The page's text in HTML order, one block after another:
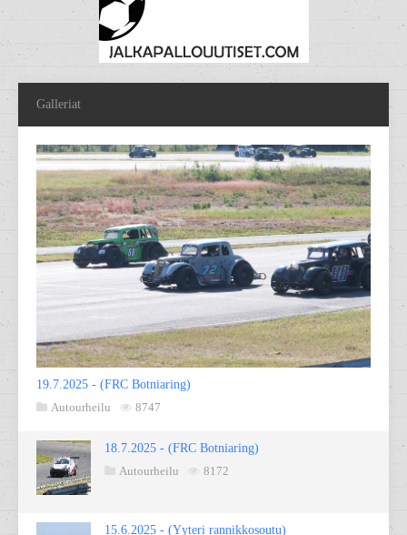
Galleriat
19.7.2025 - (FRC Botniaring)
Autourheilu
8747
18.7.2025 - (FRC Botniaring)
Autourheilu
8172
15.6.2025 - (Yyteri rannikkosoutu)